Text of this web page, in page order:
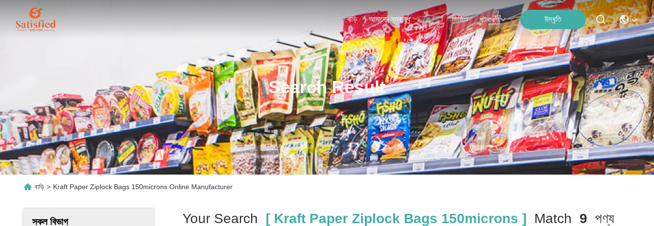
বাড়ি আমাদের সম্বন্ধে পণ্য ভিডিও ঘটনাবলী উদ্ধৃতি
Search Result
বাড়ি > Kraft Paper Ziplock Bags 150microns Online Manufacturer
সকল বিভাগ Your Search [ Kraft Paper Ziplock Bags 150microns ] Match 9 পণ্য